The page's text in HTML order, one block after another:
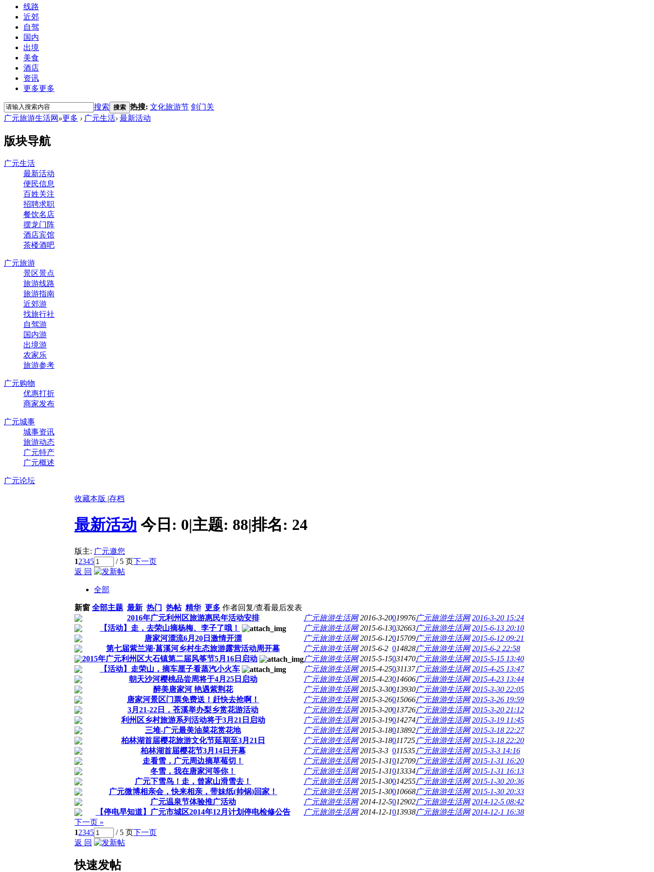
线路
近郊
自驾
国内
出境
美食
酒店
资讯
更多更多
搜索 搜索 热搜: 文化旅游节 剑门关
广元旅游生活网 »更多 › 广元生活› 最新活动
版块导航
广元生活
最新活动
便民信息
百姓关注
招聘求职
餐饮名店
摆龙门阵
酒店宾馆
茶楼酒吧
广元旅游
景区景点
旅游线路
旅游指南
近郊游
找旅行社
自驾游
国内游
出境游
农家乐
旅游参考
广元购物
优惠打折
商家发布
广元城事
城事资讯
旅游动态
广元特产
广元概述
广元论坛
收藏本版 |存档
最新活动 今日: 0|主题: 88|排名: 24
版主: 广元邀您
12345 / 5 页下一页
返 回
全部
新窗 全部主题 最新 热门 热帖 精华 更多 作者回复/查看最后发表
2016年广元利州区旅游惠民年活动安排
广元旅游生活网 2016-3-20019976广元旅游生活网 2016-3-20 15:24
【活动】走，去荣山摘杨梅、李子了哦！
广元旅游生活网 2015-6-13032663广元旅游生活网 2015-6-13 20:10
唐家河漂流6月20日激情开漂
广元旅游生活网 2015-6-12015709广元旅游生活网 2015-6-12 09:21
第七届紫兰湖·菖溪河乡村生态旅游露营活动周开幕
广元旅游生活网 2015-6-2 014828广元旅游生活网 2015-6-2 22:58
2015年广元利州区大石镇第二届风筝节5月16日启动
广元旅游生活网 2015-5-15031470广元旅游生活网 2015-5-15 13:40
【活动】走荣山，摘车厘子看蒸汽小火车
广元旅游生活网 2015-4-25031137广元旅游生活网 2015-4-25 13:47
朝天沙河樱桃品尝周将于4月25日启动
广元旅游生活网 2015-4-23014606广元旅游生活网 2015-4-23 13:44
醉美唐家河 艳遇紫荆花
广元旅游生活网 2015-3-30013930广元旅游生活网 2015-3-30 22:05
唐家河景区门票免费送！赶快去抢啊！
广元旅游生活网 2015-3-26015066广元旅游生活网 2015-3-26 19:59
3月21-22日，苍溪举办梨乡赏花游活动
广元旅游生活网 2015-3-20013726广元旅游生活网 2015-3-20 21:12
利州区乡村旅游系列活动将于3月21日启动
广元旅游生活网 2015-3-19014274广元旅游生活网 2015-3-19 11:45
三堆-广元最美油菜花赏花地
广元旅游生活网 2015-3-18013892广元旅游生活网 2015-3-18 22:27
柏林湖首届樱花旅游文化节延期至3月21日
广元旅游生活网 2015-3-18011725广元旅游生活网 2015-3-18 22:20
柏林湖首届樱花节3月14日开幕
广元旅游生活网 2015-3-3 011535广元旅游生活网 2015-3-3 14:16
走看雪，广元周边摘草莓切！
广元旅游生活网 2015-1-31012709广元旅游生活网 2015-1-31 16:20
冬雪，我在唐家河等你！
广元旅游生活网 2015-1-31013334广元旅游生活网 2015-1-31 16:13
广元下雪鸟！走，曾家山滑雪去！
广元旅游生活网 2015-1-30014255广元旅游生活网 2015-1-30 20:36
广元微博相亲会，快来相亲，带妹纸(帅锅)回家！
广元旅游生活网 2015-1-30010668广元旅游生活网 2015-1-30 20:33
广元温泉节体验推广活动
广元旅游生活网 2014-12-5012902广元旅游生活网 2014-12-5 08:42
【停电早知道】广元市城区2014年12月计划停电检修公告
广元旅游生活网 2014-12-1013938广元旅游生活网 2014-12-1 16:38
下一页 »
12345 / 5 页下一页
返 回
快速发帖